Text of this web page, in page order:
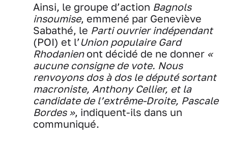
Ainsi, le groupe d’action Bagnols
insoumise, emmené par Geneviève
Sabathé, le Parti ouvrier indépendant
(POI) et l’ Union populaire Gard
Rhodanienont décidé de ne donner «
aucune consigne de vote. Nous
renvoyons dos à dos le député sortant
macroniste, Anthony Cellier, et la
candidate de l’extrême-Droite, Pascale
Bordes », indiquent-ils dans un
communiqué.